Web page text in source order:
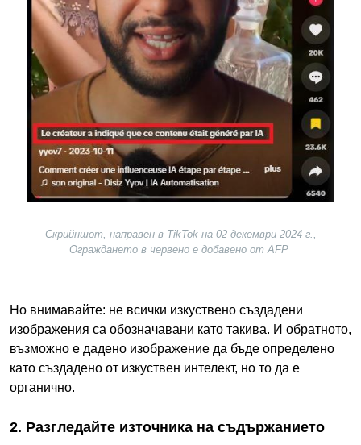
Скрийншот, направен в TikTok на 02 декември 2024 г.,
Ограждането в червено е добавено от AFP
Но внимавайте: не всички изкуствено създадени
изображения са обозначавани като такива. И обратното,
възможно е дадено изображение да бъде определено
като създадено от изкуствен интелект, но то да е
органично.
2. Разгледайте източника на съдържанието